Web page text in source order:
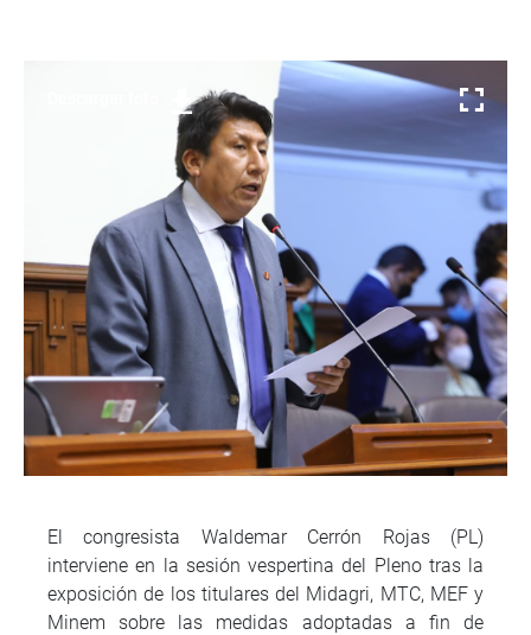
El congresista Waldemar Cerrón Rojas (PL)
interviene en la sesión vespertina del Pleno tras la
exposición de los titulares del Midagri, MTC, MEF y
Minem sobre las medidas adoptadas a fin de